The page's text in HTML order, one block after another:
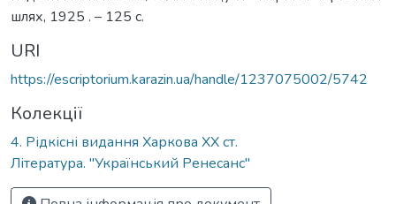
шлях, 1925 . – 125 с.
URI
https://escriptorium.karazin.ua/handle/1237075002/5742
Колекції
4. Рідкісні видання Харкова ХХ ст.
Література. "Український Ренесанс"